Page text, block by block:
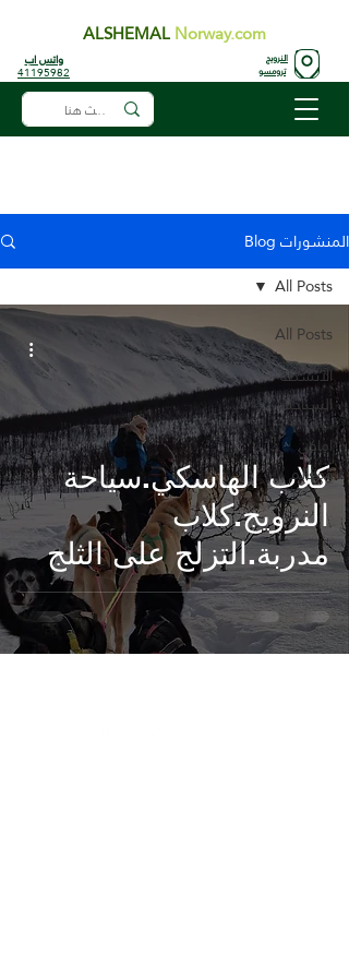
ALSHEMALNorway.com
واتس اب
41195982
النرويج
ترومسو
المنشورات Blog
All Posts
الأنشطة
السياحية
اماكن
ومعالم
All Posts
كلاب الهاسكي.سياحة
النرويج.كلاب
مدربة.التزلج على الثلج
بين الأشجار.رحلة كلاب
الهاسكي، زلاجات